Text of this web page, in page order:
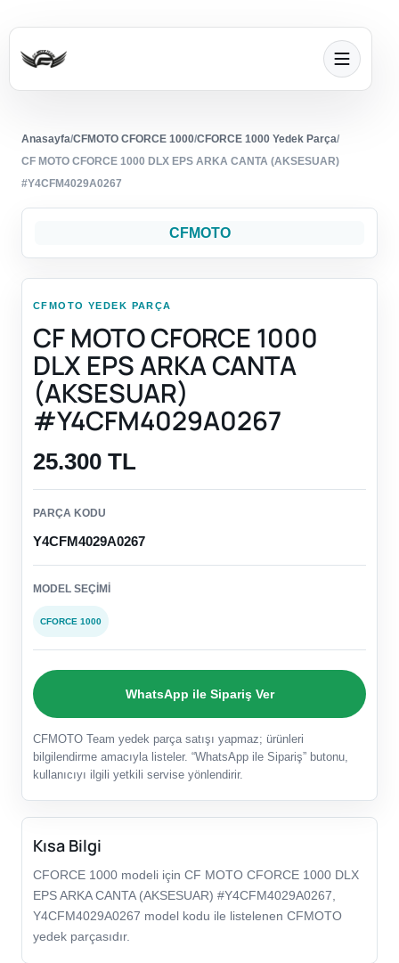
Anasayfa/CFMOTO CFORCE 1000/CFORCE 1000 Yedek Parça/
CF MOTO CFORCE 1000 DLX EPS ARKA CANTA (AKSESUAR)
#Y4CFM4029A0267
CFMOTO
CFMOTO YEDEK PARÇA
CF MOTO CFORCE 1000
DLX EPS ARKA CANTA
(AKSESUAR)
#Y4CFM4029A0267
25.300 TL
PARÇA KODU
Y4CFM4029A0267
MODEL SEÇIMI
CFORCE 1000
WhatsApp ile Sipariş Ver
CFMOTO Team yedek parça satışı yapmaz; ürünleri
bilgilendirme amacıyla listeler. “WhatsApp ile Sipariş” butonu,
kullanıcıyı ilgili yetkili servise yönlendirir.
Kısa Bilgi
CFORCE 1000 modeli için CF MOTO CFORCE 1000 DLX
EPS ARKA CANTA (AKSESUAR) #Y4CFM4029A0267,
Y4CFM4029A0267 model kodu ile listelenen CFMOTO
yedek parçasıdır.